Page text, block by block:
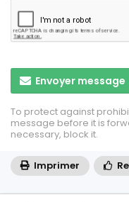
Envoyer message
To protect against
message before it is
necessary, block it.
Imprimer